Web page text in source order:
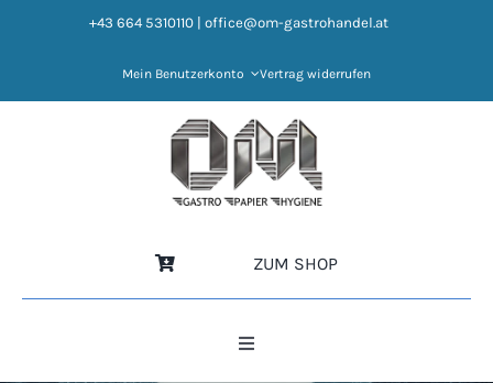
+43 664 5310110 office@om-gastrohandel.at
Mein Benutzerkonto Vertrag widerrufen
ZUM SHOP
Toggle